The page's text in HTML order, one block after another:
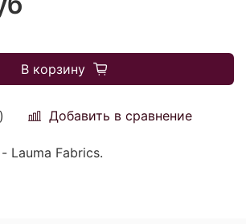
Добавить в сравнение
В корзину
Lauma Fabrics.